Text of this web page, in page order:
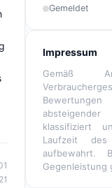
Gemeldet
Impressum
Gemäß
absteigender
klassifiziert
Laufzeit
aufbewahrt.
Gegenleistung